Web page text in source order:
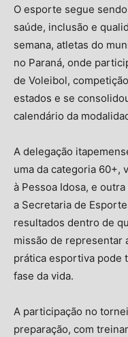
O esporte segue
saúde, inclusão e
semana, atletas do
no Paraná, onde
de Voleibol,
estados e se
calendário da
A delegação
uma da categoria 60+,
à Pessoa Idosa, e
a Secretaria de
resultados dentro de
missão de representar
prática esportiva pode
fase da vida.
A participação no
preparação, com